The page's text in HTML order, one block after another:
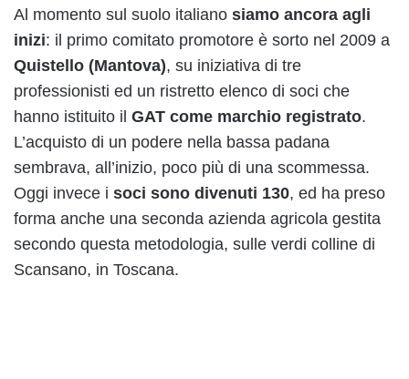
Al momento sul suolo italiano siamo ancora agli
inizi: il primo comitato promotore è sorto nel 2009 a
Quistello (Mantova), su iniziativa di tre
professionisti ed un ristretto elenco di soci che
hanno istituito il GAT come marchio registrato.
L’acquisto di un podere nella bassa padana
sembrava, all’inizio, poco più di una scommessa.
Oggi invece i soci sono divenuti 130, ed ha preso
forma anche una seconda azienda agricola gestita
secondo questa metodologia, sulle verdi colline di
Scansano, in Toscana.